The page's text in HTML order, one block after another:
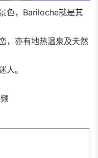
色，Bariloche就是其
亦有地热温泉及天然
。